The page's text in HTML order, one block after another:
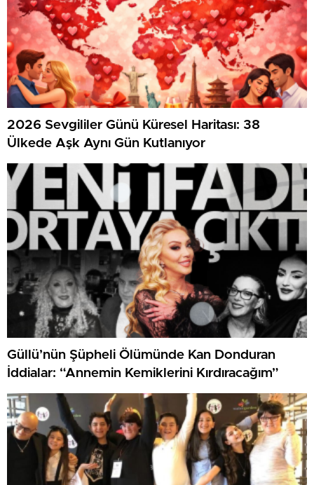
2026 Sevgililer Günü Küresel Haritası: 38
Ülkede Aşk Aynı Gün Kutlanıyor
Güllü’nün Şüpheli Ölümünde Kan Donduran
İddialar: “Annemin Kemiklerini Kırdıracağım”